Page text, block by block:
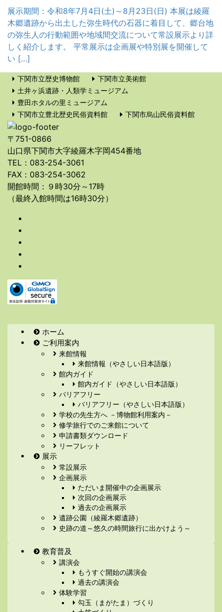
展示期間：令和8年7月4日(土)～8月23日(日) 本展は綾羅
木郷遺跡から出土した弥生時代の石器に着目して、郷台地
の弥生人の行動範囲や地域間交流について常設展示より詳
しく紹介します。 平常展示は企画展や特別展を開催して
い […]
下関市立歴史博物館
下関市立美術館
土井ヶ浜遺跡・人類学ミュージアム
豊田ホタルの里ミュージアム
下関市立豊北歴史民俗資料館
下関市烏山民俗資料館
〒751-0866
山口県下関市大字綾羅木字岡454番地
TEL：083-254-3061
FAX：083-254-3062
開館時間：９時30分～17時
（最終入館時間は16時30分）
ホーム
ご利用案内
来館情報
来館情報（やさしい日本語版）
館内ガイド
館内ガイド（やさしい日本語版）
バリアフリー
バリアフリー（やさしい日本語版）
学校の先生方へ －博物館利用案内－
修学旅行でのご来館について
申請書類ダウンロード
リーフレット
展示
常設展示
企画展示
ただいま開催中の企画展示
次回の企画展示
過去の企画展示
遺跡公園（綾羅木郷遺跡）
史跡の道～悠久の時間旅行に出かけよう～
教育普及
講演会
もうすぐ開始の講演会
過去の講演会
体験学習
勾玉（まがたま）づくり